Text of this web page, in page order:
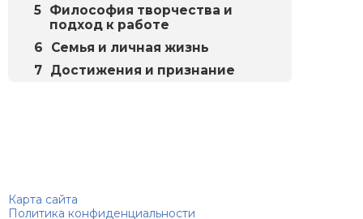
Философия творчества и
подход к работе
Семья и личная жизнь
Достижения и признание
Карта сайта
Политика конфиденциальности